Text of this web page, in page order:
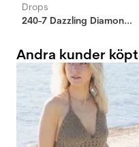
Drops
240-7 Dazzling Diamonds Vest
Andra kunder